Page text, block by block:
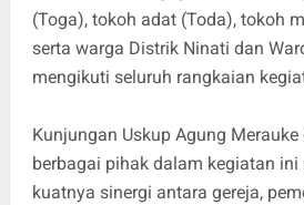
(Toga), tokoh adat (Toda), tokoh
serta warga Distrik Ninati dan
mengikuti seluruh rangkaian
Kunjungan Uskup Agung
berbagai pihak dalam kegiatan ini
kuatnya sinergi antara gereja,